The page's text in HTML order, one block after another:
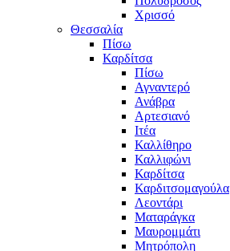
Χρισσό
Θεσσαλία
Πίσω
Καρδίτσα
Πίσω
Αγναντερό
Ανάβρα
Αρτεσιανό
Ιτέα
Καλλίθηρο
Καλλιφώνι
Καρδίτσα
Καρδιτσομαγούλα
Λεοντάρι
Ματαράγκα
Μαυρομμάτι
Μητρόπολη